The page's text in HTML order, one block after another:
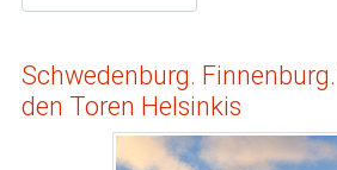
Schwedenburg.
den Toren Helsinkis